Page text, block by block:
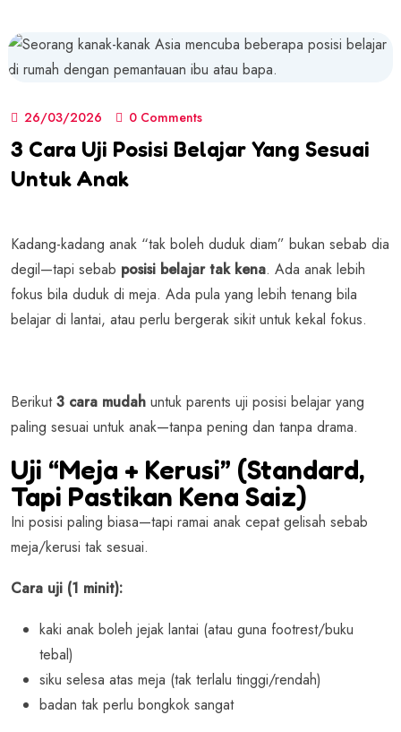
26/03/2026 0 Comments
3 Cara Uji Posisi Belajar Yang Sesuai
Untuk Anak
Kadang-kadang anak “tak boleh duduk diam” bukan sebab dia
degil—tapi sebab posisi belajar tak kena. Ada anak lebih
fokus bila duduk di meja. Ada pula yang lebih tenang bila
belajar di lantai, atau perlu bergerak sikit untuk kekal fokus.
Berikut3 cara mudah untuk parents uji posisi belajar yang
paling sesuai untuk anak—tanpa pening dan tanpa drama.
Uji “Meja + Kerusi” (Standard,
Tapi Pastikan Kena Saiz)
Ini posisi paling biasa—tapi ramai anak cepat gelisah sebab
meja/kerusi tak sesuai.
Cara uji (1 minit):
kaki anak boleh jejak lantai (atau guna footrest/buku
tebal)
siku selesa atas meja (tak terlalu tinggi/rendah)
badan tak perlu bongkok sangat